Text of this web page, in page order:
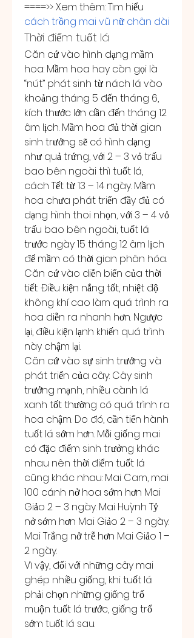
cách trồng mai vũ nữ chân dài
Thời điểm tuốt lá
Căn cứ vào hình dạng mầm
hoa: Mầm hoa hay còn gọi là
“nút” phát sinh từ nách lá vào
khoảng tháng 5 đến tháng 6,
kích thước lớn dần đến tháng 12
âm lịch. Mầm hoa đủ thời gian
sinh trưởng sẽ có hình dạng
như quả trứng, với 2 – 3 vỏ trấu
bao bên ngoài thì tuốt lá,
cách Tết từ 13 – 14 ngày. Mầm
hoa chưa phát triển đầy đủ có
dạng hình thoi nhọn, với 3 – 4 vỏ
trấu bao bên ngoài, tuốt lá
trước ngày 15 tháng 12 âm lịch
để mầm có thời gian phân hóa.
Căn cứ vào diễn biến của thời
tiết: Điều kiện nắng tốt, nhiệt độ
không khí cao làm quá trình ra
hoa diễn ra nhanh hơn. Ngược
lại, điều kiện lạnh khiến quá trình
này chậm lại.
Căn cứ vào sự sinh trưởng và
phát triển của cây: Cây sinh
trưởng mạnh, nhiều cành lá
xanh tốt thường có quá trình ra
hoa chậm. Do đó, cần tiến hành
tuốt lá sớm hơn. Mỗi giống mai
có đặc điểm sinh trưởng khác
nhau nên thời điểm tuốt lá
cũng khác nhau: Mai Cam, mai
100 cánh nở hoa sớm hơn Mai
Giảo 2 – 3 ngày. Mai Huỳnh Tỷ
nở sớm hơn Mai Giảo 2 – 3 ngày.
Mai Trắng nở trễ hơn Mai Giảo 1 –
2 ngày.
Vì vậy, đối với những cây mai
ghép nhiều giống, khi tuốt lá
phải chọn những giống trổ
muộn tuốt lá trước, giống trổ
sớm tuốt lá sau.